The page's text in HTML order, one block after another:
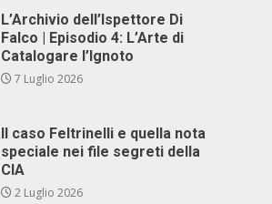
L’Archivio dell’Ispettore Di
Falco | Episodio 4: L’Arte di
Catalogare l’Ignoto
7 Luglio 2026
Il caso Feltrinelli e quella nota
speciale nei file segreti della
CIA
2 Luglio 2026